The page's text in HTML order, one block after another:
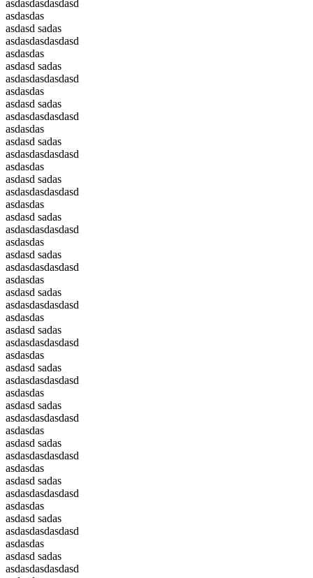
asdasdasdasdasd
asdasdas
asdasd sadas
asdasdasdasdasd
asdasdas
asdasd sadas
asdasdasdasdasd
asdasdas
asdasd sadas
asdasdasdasdasd
asdasdas
asdasd sadas
asdasdasdasdasd
asdasdas
asdasd sadas
asdasdasdasdasd
asdasdas
asdasd sadas
asdasdasdasdasd
asdasdas
asdasd sadas
asdasdasdasdasd
asdasdas
asdasd sadas
asdasdasdasdasd
asdasdas
asdasd sadas
asdasdasdasdasd
asdasdas
asdasd sadas
asdasdasdasdasd
asdasdas
asdasd sadas
asdasdasdasdasd
asdasdas
asdasd sadas
asdasdasdasdasd
asdasdas
asdasd sadas
asdasdasdasdasd
asdasdas
asdasd sadas
asdasdasdasdasd
asdasdas
asdasd sadas
asdasdasdasdasd